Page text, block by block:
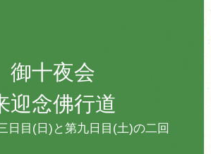
御十夜会
迎念佛行道
日目(日)と第九日目(土)の二回